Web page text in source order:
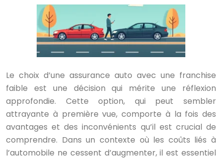
Le choix d’une assurance auto avec une franchise
faible est une décision qui mérite une réflexion
approfondie. Cette option, qui peut sembler
attrayante à première vue, comporte à la fois des
avantages et des inconvénients qu’il est crucial de
comprendre. Dans un contexte où les coûts liés à
l’automobile ne cessent d’augmenter, il est essentiel